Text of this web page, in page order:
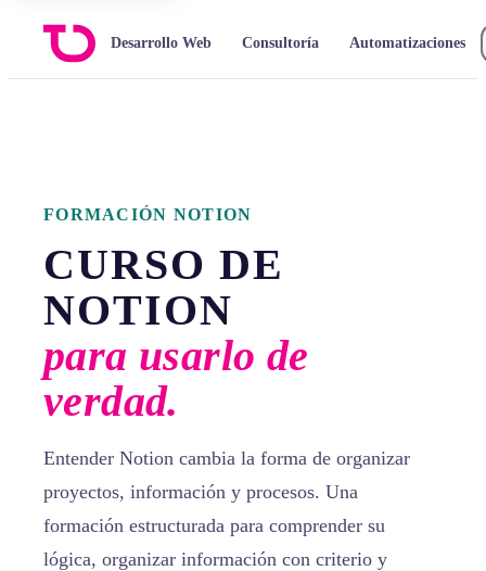
Desarrollo Web Consultoría Automatizaciones
FORMACIÓN NOTION
CURSO DE
NOTION
para usarlo de
verdad.
Entender Notion cambia la forma de organizar
proyectos, información y procesos. Una
formación estructurada para comprender su
lógica, organizar información con criterio y